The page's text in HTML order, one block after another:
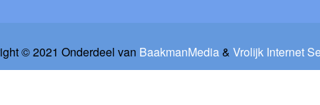
© 2021 Onderdeel van BaakmanMedia& Vrolijk Internet